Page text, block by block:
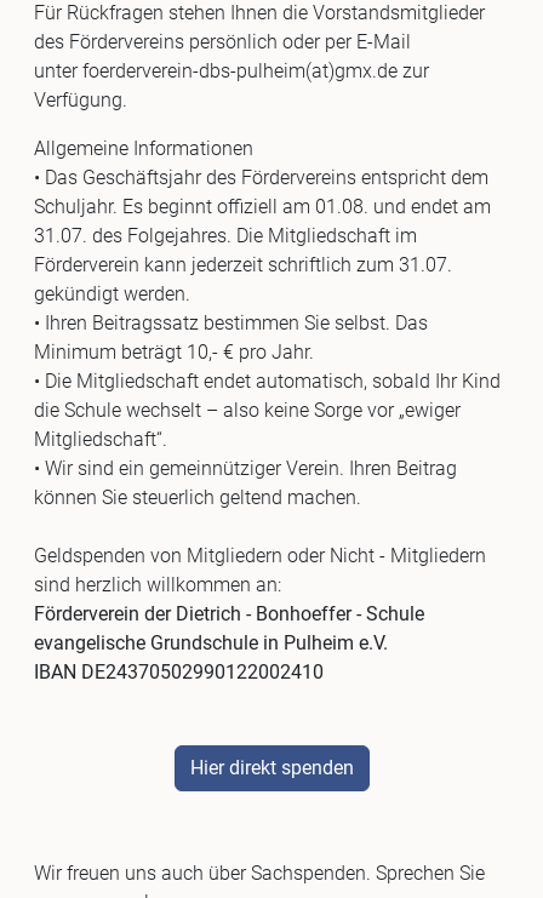
Für Rückfragen stehen Ihnen die Vorstandsmitglieder
des Fördervereins persönlich oder per E-Mail
unter foerderverein-dbs-pulheim(at)gmx.de zur
Verfügung.
Allgemeine Informationen
• Das Geschäftsjahr des Fördervereins entspricht dem
Schuljahr. Es beginnt offiziell am 01.08. und endet am
31.07. des Folgejahres. Die Mitgliedschaft im
Förderverein kann jederzeit schriftlich zum 31.07.
gekündigt werden.
• Ihren Beitragssatz bestimmen Sie selbst. Das
Minimum beträgt 10,- € pro Jahr.
• Die Mitgliedschaft endet automatisch, sobald Ihr Kind
die Schule wechselt – also keine Sorge vor „ewiger
Mitgliedschaft“.
• Wir sind ein gemeinnütziger Verein. Ihren Beitrag
können Sie steuerlich geltend machen.
Geldspenden von Mitgliedern oder Nicht - Mitgliedern
sind herzlich willkommen an:
Förderverein der Dietrich - Bonhoeffer - Schule
evangelische Grundschule in Pulheim e.V.
IBAN DE24370502990122002410
Hier direkt spenden
Wir freuen uns auch über Sachspenden. Sprechen Sie